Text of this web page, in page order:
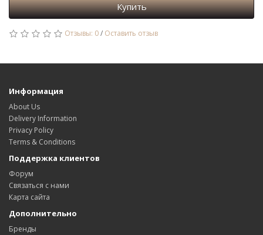
Купить
Отзывы: 0/ Оставить отзыв
Информация
About Us
Delivery Information
Privacy Policy
Terms & Conditions
Поддержка клиентов
Форум
Связаться с нами
Карта сайта
Дополнительно
Бренды